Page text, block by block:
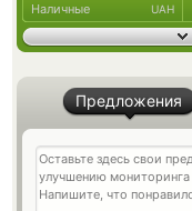
Наличные UAH
Предложения